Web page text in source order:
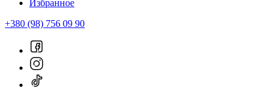
Избранное
+380 (98) 756 09 90